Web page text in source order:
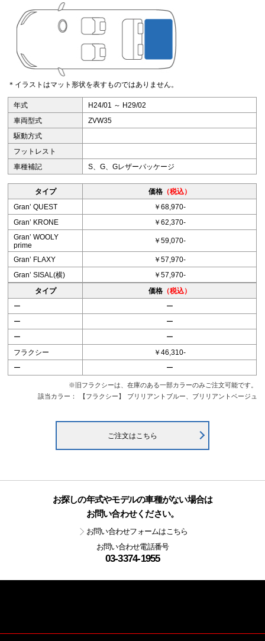
＊イラストはマット形状を表すものではありません。
年式
H24/01 ～ H29/02
車両型式
ZVW35
駆動方式
フットレスト
車種補記
S、G、Gレザーパッケージ
タイプ 価格（税込）
Granʼ QUEST
￥68,970-
Granʼ KRONE
￥62,370-
Granʼ WOOLY
prime
￥59,070-
Granʼ FLAXY
￥57,970-
Granʼ SISAL(横)
￥57,970-
タイプ
価格（税込）
ー
ー
ー
ー
ー
ー
フラクシー
￥46,310-
ー
ー
※旧フラクシーは、在庫のある一部カラーのみご注文可能です。
該当カラー：
【フラクシー】 ブリリアントブルー、ブリリアントベージュ
ご注文はこちら
お探しの年式やモデルの車種がない場合は
お問い合わせください。
お問い合わせフォームはこちら
お問い合わせ電話番号
03-3374-1955